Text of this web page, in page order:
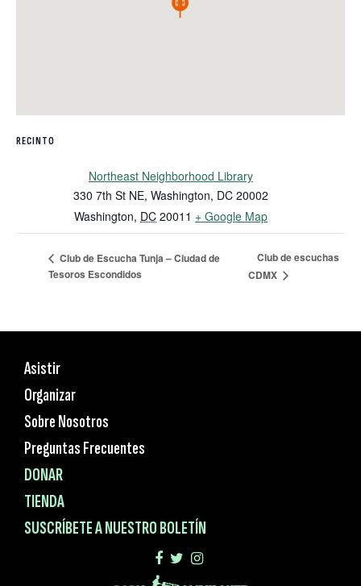
RECINTO
Northeast Neighborhood Library
330 7th St NE, Washington, DC 20002
Washington, DC 20011 + Google Map
Club de Escucha Tunja – Ciudad de
Tesoros Escondidos
Club de escuchas
CDMX
Asistir
Organizar
Sobre Nosotros
Preguntas Frecuentes
DONAR
TIENDA
SUSCRÍBETE A NUESTRO BOLETÍN